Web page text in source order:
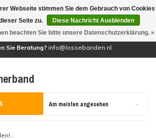
(0)
Sie Beratung? info@lossebanden.nl
Am meisten angesehen
Webseite stimmen Sie dem Gebrauch von Cookies
Seite zu.
Diese Nachricht Ausblenden
beachten Sie bitte unsere Datenschutzerklärung. »